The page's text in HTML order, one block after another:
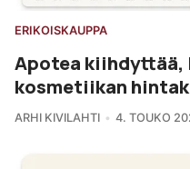
ERIKOISKAUPPA
Apotea kiihdyttää,
kosmetiikan
ARHI KIVILAHTI 4. TOUKO